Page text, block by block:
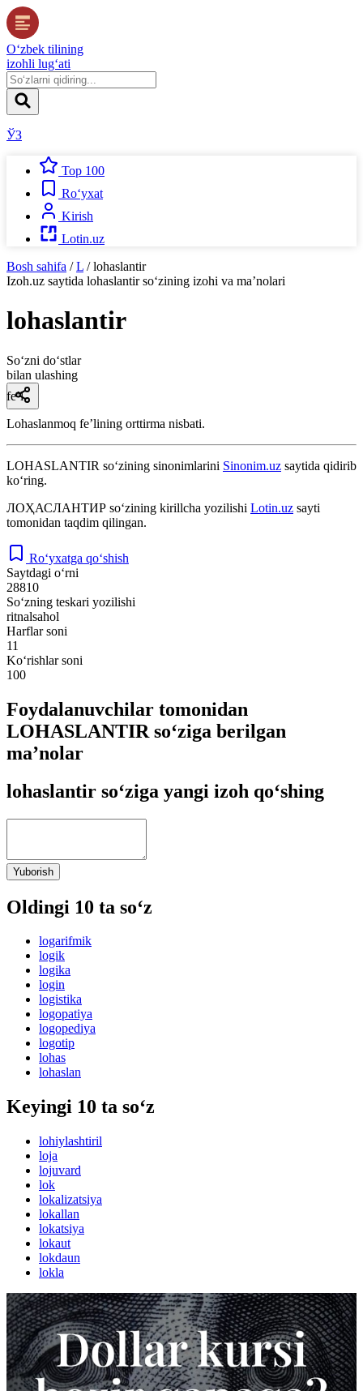
O‘zbek tilining
izohli lug‘ati
ЎЗ
Top 100
Ro‘yxat
Kirish
Lotin.uz
Bosh sahifa / L / lohaslantir
Izoh.uz saytida lohaslantirso‘zining izohi va ma’nolari
lohaslantir
So‘zni do‘stlar
bilan ulashing
fe’l
Lohaslanmoq feʼlining orttirma nisbati.
LOHASLANTIR so‘zining sinonimlarini Sinonim.uz saytida qidirib
ko‘ring.
ЛОҲАСЛАНТИР so‘zining kirillcha yozilishi Lotin.uz sayti
tomonidan taqdim qilingan.
Ro‘yxatga qo‘shish
Saytdagi o‘rni
28810
So‘zning teskari yozilishi
ritnalsahol
Harflar soni
11
Ko‘rishlar soni
100
Foydalanuvchilar tomonidan
LOHASLANTIR so‘ziga berilgan
ma’nolar
lohaslantir so‘ziga yangi izoh qo‘shing
Yuborish
Oldingi 10 ta so‘z
logarifmik
logik
logika
login
logistika
logopatiya
logopediya
logotip
lohas
lohaslan
Keyingi 10 ta so‘z
lohiylashtiril
loja
lojuvard
lok
lokalizatsiya
lokallan
lokatsiya
lokaut
lokdaun
lokla